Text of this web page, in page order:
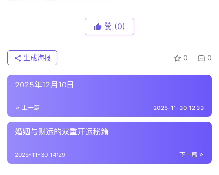
赞 (0)
0 0
生成海报
2025年12月10日
上一篇 2025-11-30 12:33
婚姻与财运的双重开运秘籍
下一篇
2025-11-30 14:29